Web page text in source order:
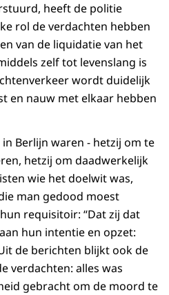
heeft de politie
rol de verdachten hebben
van de liquidatie van het
zelf tot levenslang is
wordt duidelijk
en nauw met elkaar hebben
Berlijn waren - hetzij om te
hetzij om daadwerkelijk
wie het doelwit was,
man gedood moest
requisitoir: “Dat zij dat
hun intentie en opzet:
de berichten blijkt ook de
verdachten: alles was
gebracht om de moord te